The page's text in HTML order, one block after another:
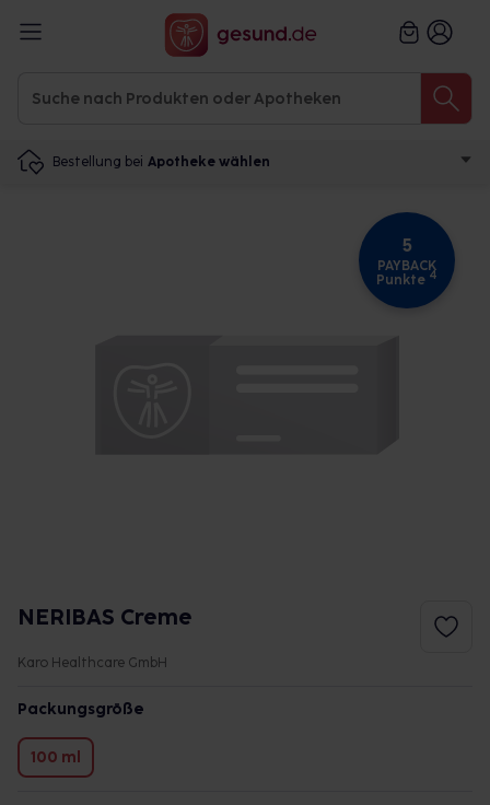
Bestellung bei Apotheke wählen
5
PAYBACK
Punkte 4
NERIBAS Creme
Karo Healthcare GmbH
Packungsgröße
100 ml